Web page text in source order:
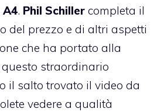
A4. Phil Schiller completa il
del prezzo e di altri aspetti
che ha portato alla
straordinario
il salto trovato il video da
vedere a qualità